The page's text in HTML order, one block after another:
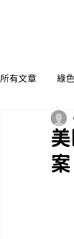
所有文章 綠
最新消息及
案